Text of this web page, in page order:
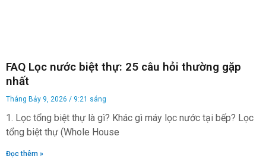
FAQ Lọc nước biệt thự: 25 câu hỏi thường gặp
nhất
Tháng Bảy 9, 2026 9:21 sáng
1. Lọc tổng biệt thự là gì? Khác gì máy lọc nước tại bếp? Lọc
tổng biệt thự (Whole House
Đọc thêm »